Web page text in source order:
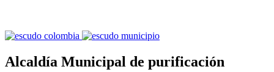
Alcaldía Municipal de purificación